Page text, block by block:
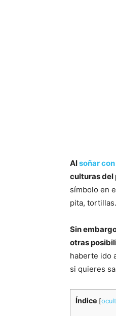
Alsoñar
culturas del
símbolo en
pita,
Sin
otras
haberte ido
si quieres
Índice [